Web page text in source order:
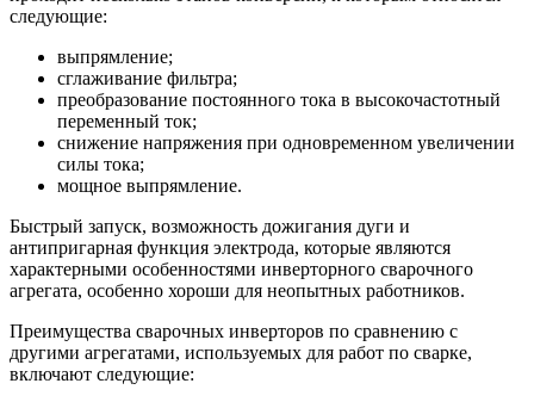
следующие:
выпрямление;
сглаживание фильтра;
преобразование постоянного тока в высокочастотный
переменный ток;
снижение напряжения при одновременном увеличении
силы тока;
мощное выпрямление.
Быстрый запуск, возможность дожигания дуги и
антипригарная функция электрода, которые являются
характерными особенностями инверторного сварочного
агрегата, особенно хороши для неопытных работников.
Преимущества сварочных инверторов по сравнению с
другими агрегатами, используемых для работ по сварке,
включают следующие: